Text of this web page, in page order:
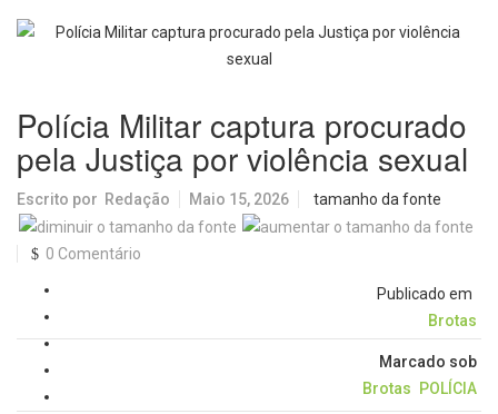
Polícia Militar captura procurado
pela Justiça por violência sexual
Escrito por Redação Maio 15, 2026 tamanho da fonte
0 Comentário
Publicado em
Brotas
Marcado sob
Brotas
POLÍCIA